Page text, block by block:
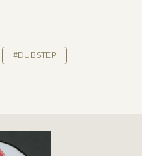
#DUBSTEP